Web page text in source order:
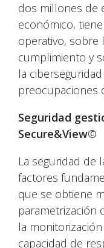
dos millones de
económico,
operativo, sobre
cumplimiento y
la
preocupaciones
Seguridad
Secure&View©
La seguridad de
factores
que se obtiene
parametrización
la
capacidad de